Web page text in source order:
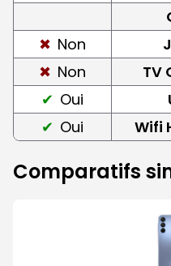
Non
Non
TV
Oui
Oui
Wifi
Comparatifs